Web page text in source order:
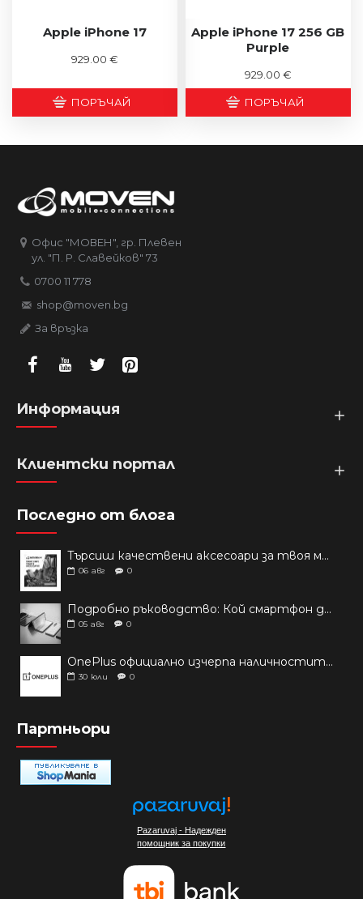
Apple iPhone 17
929.00 €
ПОРЪЧАЙ
Apple iPhone 17 256 GB
Purple
929.00 €
ПОРЪЧАЙ
Офис "МОВЕН", гр. Плевен
ул. "П. Р. Славейков" 73
0700 11 778
shop@moven.bg
За връзка
Информация
Клиентски портал
Последно от блога
Търсиш качествени аксесоари за твоя модел? Как правилно да защитим новия си смартфон: Ръководство за аксесоари през 2026 г.
06 авг 0
Подробно ръководство: Кой смартфон да купиш през 2026 г.?
05 авг 0
OnePlus официално изчерпа наличностите си от телефони на основни пазари
30 юли 0
Партньори
Pazaruvaj - Надежден
помощник за покупки